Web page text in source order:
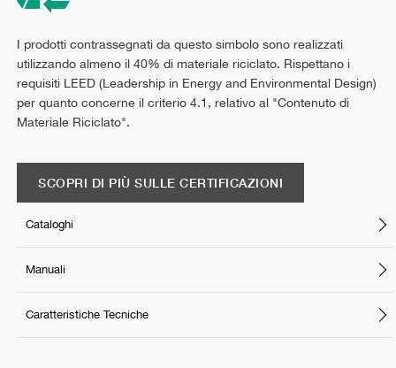
I prodotti contrassegnati da questo simbolo sono realizzati
utilizzando almeno il 40% di materiale riciclato. Rispettano i
requisiti LEED (Leadership in Energy and Environmental Design)
per quanto concerne il criterio 4.1, relativo al "Contenuto di
Materiale Riciclato".
SCOPRI DI PIÙ SULLE CERTIFICAZIONI
Cataloghi
Manuali
Caratteristiche Tecniche